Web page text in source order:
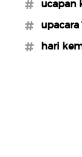
#hari